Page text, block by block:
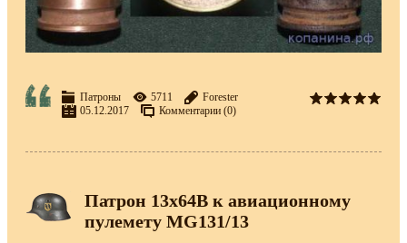
Патроны 5711
Forester
05.12.2017
Комментарии (0)
Патрон 13х64В к авиационному
пулемету MG131/13